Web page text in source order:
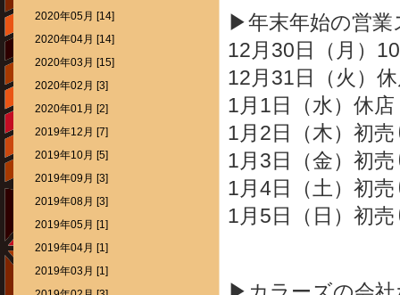
▶年末年始の営
12月30日（月）
12月31日（火）
1月1日（水）休店
1月2日（木）初
1月3日（金）初
1月4日（土）初
1月5日（日）初
2020年05月 [14]
2020年04月 [14]
2020年03月 [15]
2020年02月 [3]
2020年01月 [2]
2019年12月 [7]
2019年10月 [5]
2019年09月 [3]
2019年08月 [3]
2019年05月 [1]
2019年04月 [1]
2019年03月 [1]